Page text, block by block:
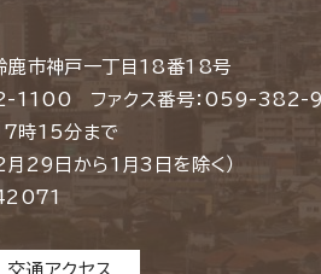
市神戸一丁目18番18号
1100 ファクス番号：059-
時15分まで
月29日から1月3日を除く）
交通アクセス